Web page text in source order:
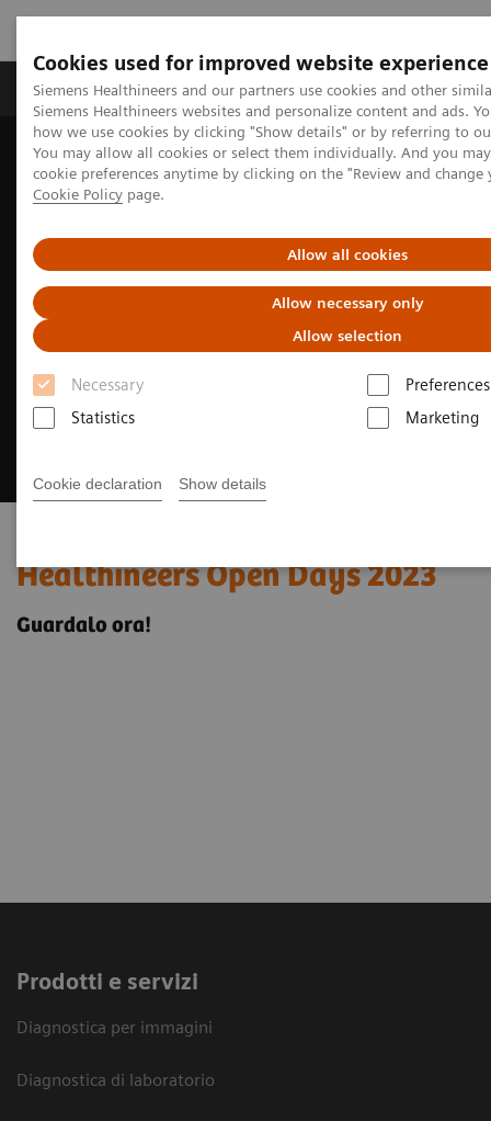
Cookies used for improved website experience
Siemens Healthineers and our partners use cookies and other
Siemens Healthineers websites and personalize content and ads.
how we use cookies by clicking "Show details" or by referring to
You may allow all cookies or select them individually. And you
cookie preferences anytime by clicking on the "Review and
Cookie Policy page.
Allow all cookies
Allow necessary only
Allow selection
Necessary
Preferences
Statistics
Marketing
Cookie declaration Show details
Soluzioni e servizi Insights La nostra
Home News e Eventi
Eventi e congressi Italia
Siemens Healthineers Open Days
Guarda il video di Siemens Healthineers Open Days 2023
Healthineers Open Days 2023
Guardalo ora!
Prodotti e servizi
Diagnostica per immagini
Diagnostica di laboratorio